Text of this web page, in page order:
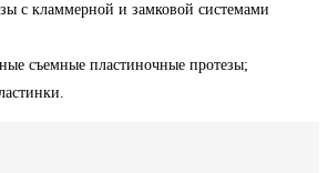
с кламмерной и замковой системами
съемные пластиночные протезы;